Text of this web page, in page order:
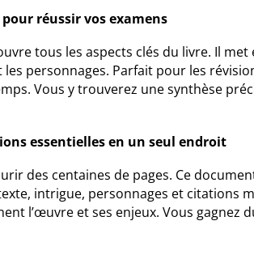
réussir vos examens
tous les aspects clés du livre. Il
personnages. Parfait pour les
Vous y trouverez une synthèse
essentielles en un seul endroit
des centaines de pages. Ce
intrigue, personnages et citations
l’œuvre et ses enjeux. Vous